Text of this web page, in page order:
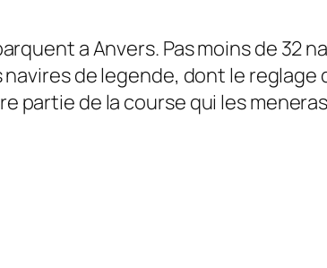
a Anvers. Pas moins de 32
de legende, dont le
partie de la course qui les